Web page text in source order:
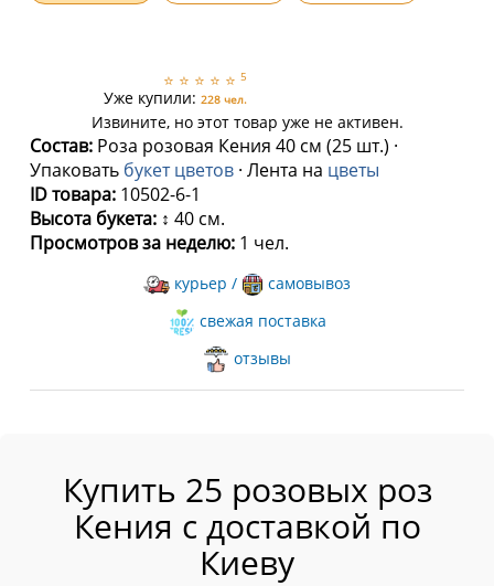
⭐ ⭐ ⭐ ⭐ ⭐ 5
Уже купили: 228 чел.
Извините, но этот товар уже не активен.
Состав: Роза розовая Кения 40 см (25 шт.) ·
Упаковать букет цветов · Лента на цветы
ID товара: 10502-6-1
Высота букета: ↕ 40 см.
Просмотров за неделю: 1 чел.
курьер /
самовывоз
свежая поставка
отзывы
Купить 25 розовых роз
Кения с доставкой по
Киеву